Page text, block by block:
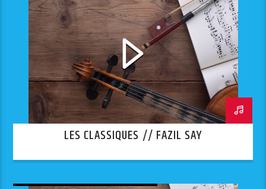
LES CLASSIQUES // FAZIL SAY